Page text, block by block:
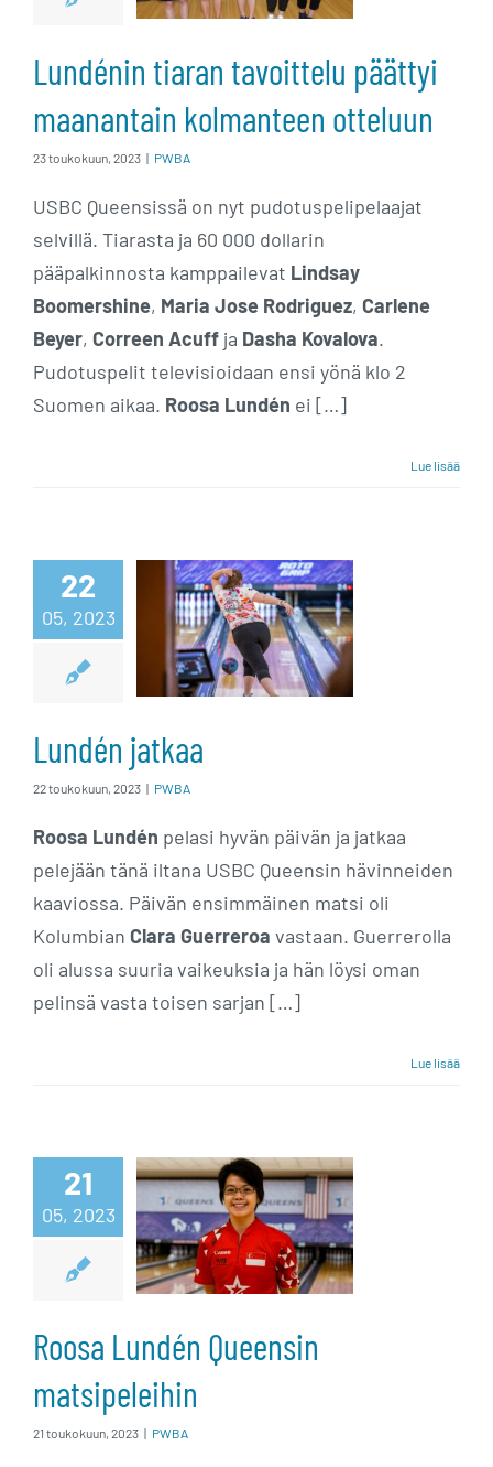
kolmanteen
otteluun
Lundénin tiaran tavoittelu päättyi
maanantain kolmanteen otteluun
23 toukokuun, 2023 | PWBA
USBC Queensissä on nyt pudotuspelipelaajat
selvillä. Tiarasta ja 60 000 dollarin
pääpalkinnosta kamppailevat Lindsay
Boomershine, Maria Jose Rodriguez, Carlene
Beyer, Correen Acuff ja Dasha Kovalova.
Pudotuspelit televisioidaan ensi yönä klo 2
Suomen aikaa. Roosa Lundén ei […]
Lue lisää
22
05, 2023 Lundén jatkaa
Lundén jatkaa
22 toukokuun, 2023 | PWBA
Roosa Lundén pelasi hyvän päivän ja jatkaa
pelejään tänä iltana USBC Queensin hävinneiden
kaaviossa. Päivän ensimmäinen matsi oli
Kolumbian Clara Guerreroa vastaan. Guerrerolla
oli alussa suuria vaikeuksia ja hän löysi oman
pelinsä vasta toisen sarjan […]
Lue lisää
21
05, 2023
Roosa Lundén
Queensin
matsipeleihin
Roosa Lundén Queensin
matsipeleihin
21 toukokuun, 2023 | PWBA